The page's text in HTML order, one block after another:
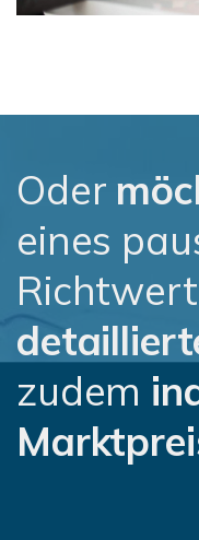
Oder
eines
zudem